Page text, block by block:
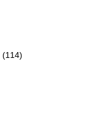
(114)